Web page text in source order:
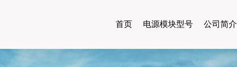
首页 电源模块型号 公司简介